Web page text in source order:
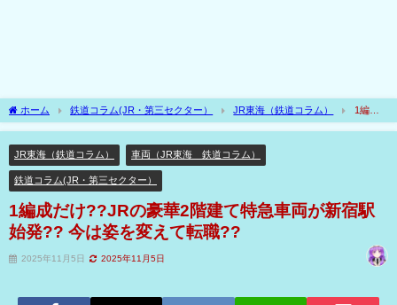
ホーム 鉄道コラム(JR・第三セクター） JR東海（鉄道コラム）
1編成
だけ??JRの豪華2階建て特急車両が新宿駅始発?? 今は姿を変えて転職??
JR東海（鉄道コラム） 車両（JR東海 鉄道コラム）
鉄道コラム(JR・第三セクター）
1編成だけ??JRの豪華2階建て特急車両が新宿駅
始発?? 今は姿を変えて転職??
2025年11月5日 2025年11月5日